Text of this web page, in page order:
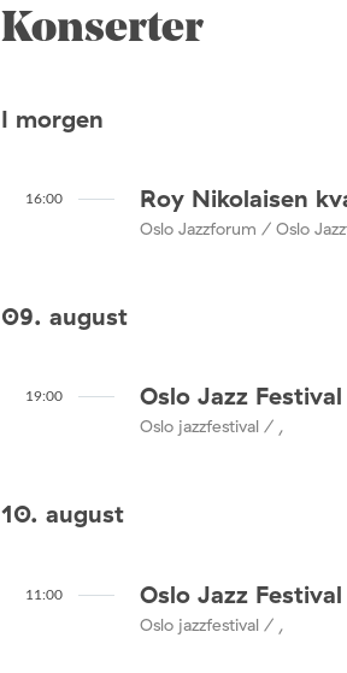
Konserter
I morgen
16:00 Roy Nikolaisen
Oslo Jazzforum / Oslo
09. august
19:00 Oslo Jazz Festival
Oslo jazzfestival / ,
10. august
11:00 Oslo Jazz Festival
Oslo jazzfestival / ,